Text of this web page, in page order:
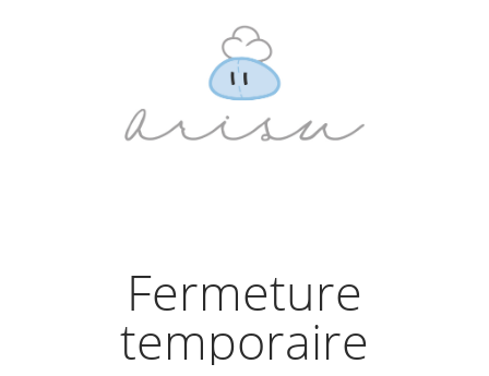
Fermeture
temporaire